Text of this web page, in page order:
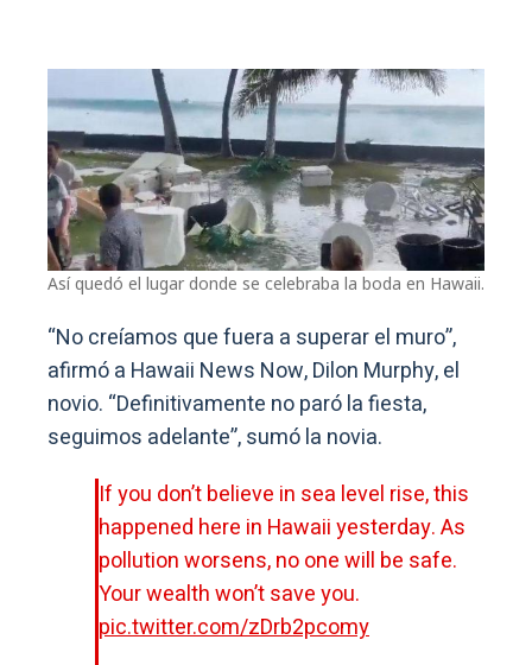
Así quedó el lugar donde se celebraba la boda en Hawaii.
“No creíamos que fuera a superar el muro”,
afirmó a Hawaii News Now, Dilon Murphy, el
novio. “Definitivamente no paró la fiesta,
seguimos adelante”, sumó la novia.
If you don’t believe in sea level rise, this
happened here in Hawaii yesterday. As
pollution worsens, no one will be safe.
Your wealth won’t save you.
pic.twitter.com/zDrb2pcomy